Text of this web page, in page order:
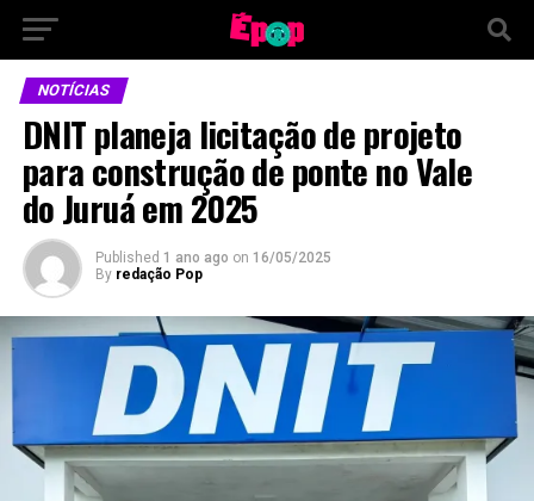
NOTÍCIAS
DNIT planeja licitação de projeto
para construção de ponte no Vale
do Juruá em 2025
Published 1 ano ago on 16/05/2025
By redação Pop